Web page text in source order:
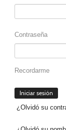
Contraseña
Recordarme
¿Olvidó su